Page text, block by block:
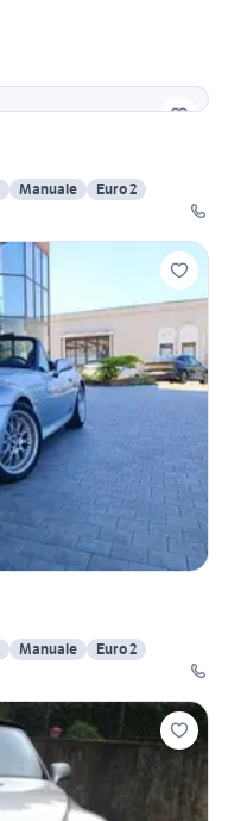
Manuale
Euro 2
Manuale
Euro 2